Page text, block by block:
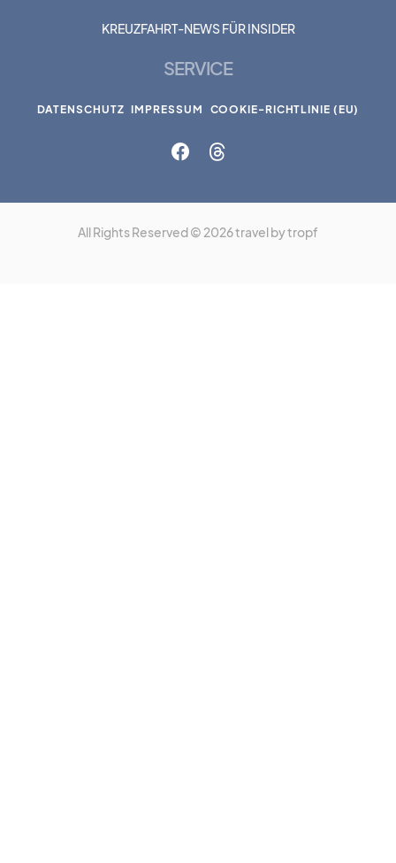
KREUZFAHRT-NEWS FÜR INSIDER
SERVICE
DATENSCHUTZ IMPRESSUM COOKIE-RICHTLINIE (EU)
All Rights Reserved © 2026 travel by tropf